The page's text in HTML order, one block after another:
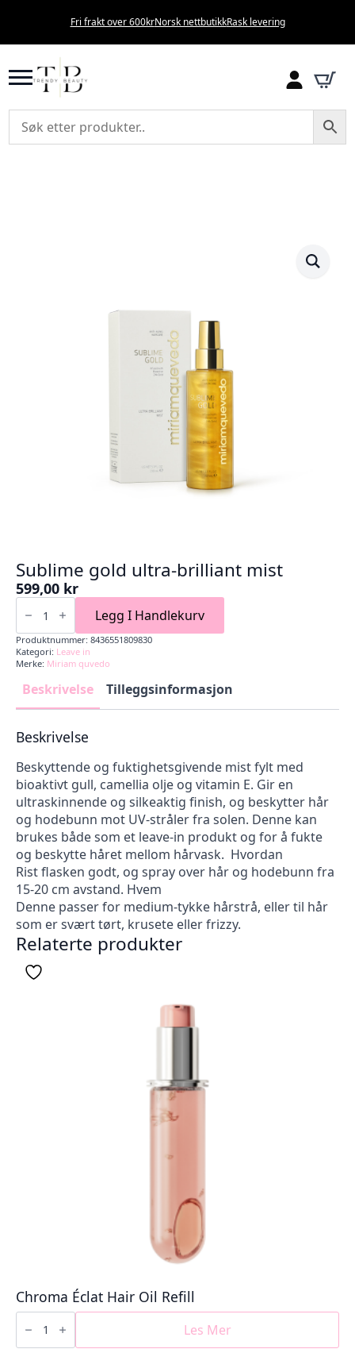
Fri frakt over 600krNorsk nettbutikkRask levering
Sublime gold ultra-brilliant mist
599,00 kr
Sublime
gold
brilliant
mist
antall
Legg I Handlekurv
Produktnummer: 8436551809830
Kategori: Leave in
Merke: Miriam quvedo
Beskrivelse Tilleggsinformasjon
Beskrivelse
Beskyttende og fuktighetsgivende mist fylt med
bioaktivt gull, camellia olje og vitamin E. Gir en
ultraskinnende og silkeaktig finish, og beskytter hår
og hodebunn mot UV-stråler fra solen. Denne kan
brukes både som et leave-in produkt og for å fukte
og beskytte håret mellom hårvask. Hvordan
Rist flasken godt, og spray over hår og hodebunn fra
15-20 cm avstand. Hvem
Denne passer for medium-tykke hårstrå, eller til hår
som er svært tørt, krusete eller frizzy.
Relaterte produkter
Chroma Éclat Hair Oil Refill
Chroma
Éclat
Oil
Les Mer